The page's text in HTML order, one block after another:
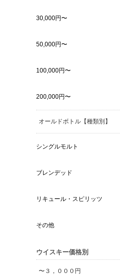
30,000円〜
50,000円〜
100,000円〜
200,000円〜
オールドボトル【種類別】
シングルモルト
ブレンデッド
リキュール・スピリッツ
その他
ウイスキー価格別
〜３，０００円